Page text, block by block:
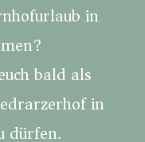
in
bald als
in
dürfen.